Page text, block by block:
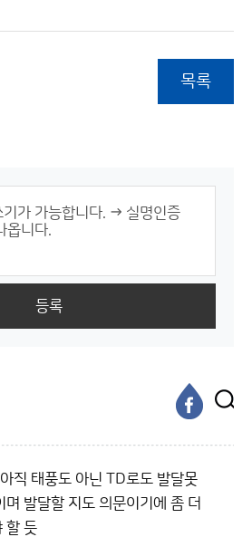
목록
등록
직 태풍도 아닌 TD로도 발달못
며 발달할 지도 의문이기에 좀 더
할 듯